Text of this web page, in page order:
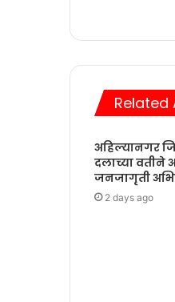
Related
अहिल्यानगर
दलाच्या वतीने
जनजागृती
2 days ago